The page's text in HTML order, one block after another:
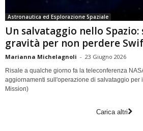
Astronautica ed Esplorazione Spaziale
Un salvataggio nello Spazio:
gravità per non perdere
Marianna Michelagnoli - 23 Giugno 2026
Risale a qualche giorno fa la teleconferenza
aggiornamenti sull'operazione di salvataggio per
Mission)
Carica altri